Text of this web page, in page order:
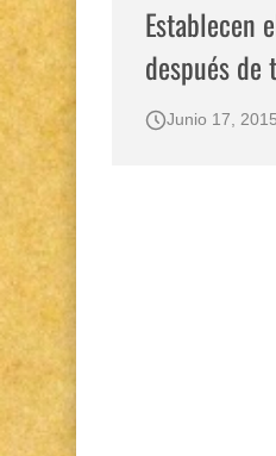
Establecen
después
Junio 17, 2015